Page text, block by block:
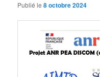
Publié le8 octobre 2024